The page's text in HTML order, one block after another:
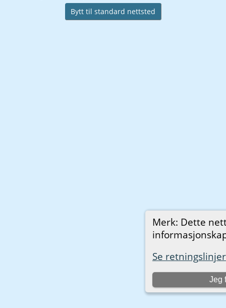
Merk: Dette
Se retningslinjer
Jeg
Bytt til standard nettsted